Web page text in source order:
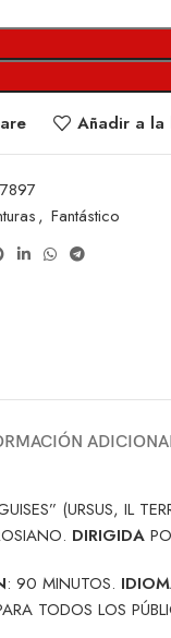
Añadir a la
, Fantástico
(URSUS, IL
DIRIGIDA
: 90 MINUTOS.
TODOS LOS